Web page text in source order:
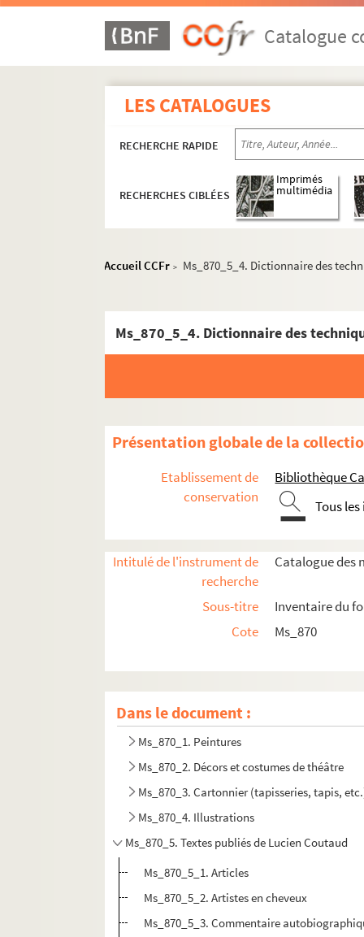
Catalogue
LES CATALOGUES
RECHERCHE RAPIDE
RECHERCHES CIBLÉES
Imprimés
multimédia
Accueil CCFr > Ms_870_5_4. Dictionnaire des
Ms_870_5_4. Dictionnaire des
Présentation globale de la
Etablissement de
conservation
Bibliothèque
Tous
Intitulé de l'instrument de
recherche
Catalogue des
Sous-titre
Inventaire du
Cote
Ms_870
Dans le document :
Ms_870_1. Peintures
Ms_870_2. Décors et costumes de théâtre
Ms_870_3. Cartonnier (tapisseries, tapis,
Ms_870_4. Illustrations
Ms_870_5. Textes publiés de Lucien Coutaud
Ms_870_5_1. Articles
Ms_870_5_2. Artistes en cheveux
Ms_870_5_3. Commentaire